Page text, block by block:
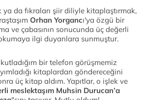
da fıkraları şiir diliyle kitaplaştırmak,
Orhan Yorgancı'ya özgü bir
ve çabasının sonucunda üç değerli
ilgi duyanlara sunmuştur.
kutladığım bir telefon görüşmemiz
kitaplardan göndereceğini
üç kitap aldım. Yapıtlar, o işlek ve
meslektaşım Muhsin Durucan’a